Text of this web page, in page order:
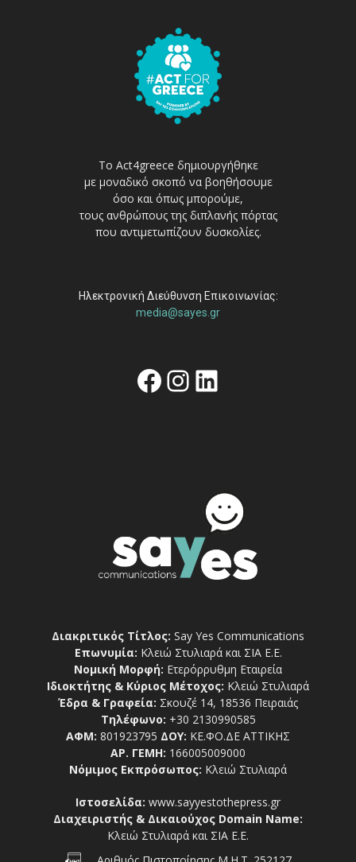
Το Act4greece δημιουργήθηκε
με μοναδικό σκοπό να βοηθήσουμε
όσο και όπως μπορούμε,
τους ανθρώπους της διπλανής πόρτας
που αντιμετωπίζουν δυσκολίες.
Ηλεκτρονική Διεύθυνση Επικοινωνίας:
media@sayes.gr
Facebook
Instagram
Linkedin
Διακριτικός Τίτλος: Say Yes Communications
Επωνυμία: Κλειώ Στυλιαρά και ΣΙΑ Ε.Ε.
Νομική Μορφή: Ετερόρρυθμη Εταιρεία
Ιδιοκτήτης & Κύριος Μέτοχος: Κλειώ Στυλιαρά
Έδρα & Γραφεία: Σκουζέ 14, 18536 Πειραιάς
Τηλέφωνο: +30 2130990585
ΑΦΜ: 801923795 ΔΟΥ: ΚΕ.ΦΟ.ΔΕ ΑΤΤΙΚΗΣ
ΑΡ. ΓΕΜΗ: 166005009000
Νόμιμος Εκπρόσωπος: Κλειώ Στυλιαρά
Ιστοσελίδα: www.sayyestothepress.gr
Διαχειριστής & Δικαιούχος Domain Name:
Κλειώ Στυλιαρά και ΣΙΑ Ε.Ε.